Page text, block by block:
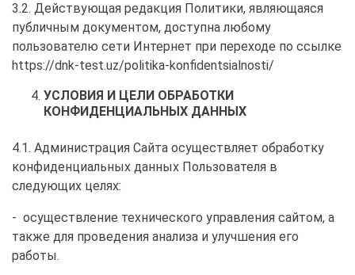
3.2. Действующая редакция Политики, являющаяся
публичным документом, доступна любому
пользователю сети Интернет при переходе по ссылке
https://dnk-test.uz/politika-konfidentsialnosti/
УСЛОВИЯ И ЦЕЛИ ОБРАБОТКИ
КОНФИДЕНЦИАЛЬНЫХ ДАННЫХ
4.1. Администрация Сайта осуществляет обработку
конфиденциальных данных Пользователя в
следующих целях:
- осуществление технического управления сайтом, а
также для проведения анализа и улучшения его
работы.